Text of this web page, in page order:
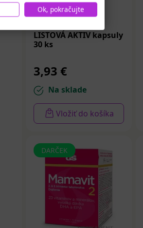
LISTOVÁ AKTIV kapsuly
30 ks
3,93 €
Na sklade
Vložiť do košíka
DARČEK
Ok, pokračujte